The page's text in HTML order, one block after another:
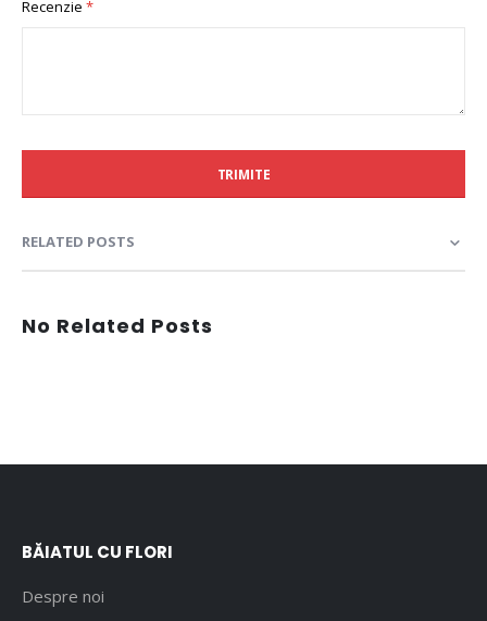
Recenzie
TRIMITE
RELATED POSTS
No Related Posts
BĂIATUL CU FLORI
Despre noi